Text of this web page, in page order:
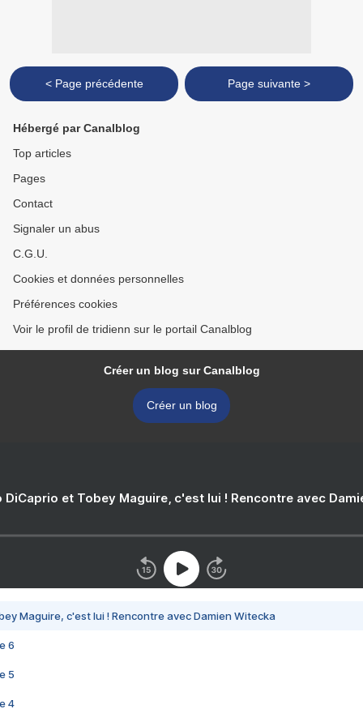
< Page précédente Page suivante >
Hébergé par Canalblog
Top articles
Pages
Contact
Signaler un abus
C.G.U.
Cookies et données personnelles
Préférences cookies
Voir le profil de tridienn sur le portail Canalblog
Créer un blog sur Canalblog
Créer un blog
DiCaprio et Tobey Maguire, c'est lui ! Rencontre avec
Maguire, c'est lui ! Rencontre avec Damien Witecka
6
5
4